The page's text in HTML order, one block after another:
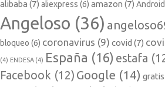
alibaba (7) aliexpress (6) amazon (7) Android
Angeloso (36)
bloqueo (6) coronavirus (9) covid (7)
(4) ENDESA (4) España (16) estafa
Facebook (12) Google (14) gratis